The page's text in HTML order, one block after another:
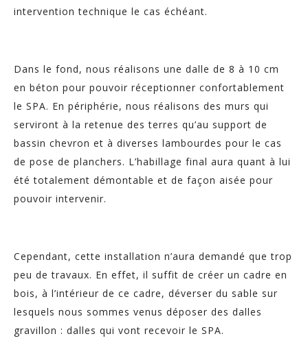
intervention technique le cas échéant.
Dans le fond, nous réalisons une dalle de 8 à 10 cm
en béton pour pouvoir réceptionner confortablement
le SPA. En périphérie, nous réalisons des murs qui
serviront à la retenue des terres qu’au support de
bassin chevron et à diverses lambourdes pour le cas
de pose de planchers. L’habillage final aura quant à lui
été totalement démontable et de façon aisée pour
pouvoir intervenir.
Cependant, cette installation n’aura demandé que trop
peu de travaux. En effet, il suffit de créer un cadre en
bois, à l’intérieur de ce cadre, déverser du sable sur
lesquels nous sommes venus déposer des dalles
gravillon : dalles qui vont recevoir le SPA.